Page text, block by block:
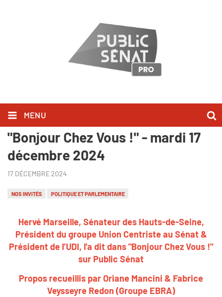
MENU
Hervé Marseille l'a dit dans
"Bonjour Chez Vous !" - mardi 17
décembre 2024
17 DÉCEMBRE 2024
NOS INVITÉS POLITIQUE ET PARLEMENTAIRE
Hervé Marseille, Sénateur des Hauts-de-Seine,
Président du groupe Union Centriste au Sénat &
Président de l’UDI, l'a dit dans "Bonjour Chez Vous !"
sur Public Sénat
Propos recueillis par Oriane Mancini & Fabrice
Veysseyre Redon (Groupe EBRA)